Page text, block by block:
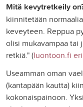
Mitä kevytretkeily
kiinnitetään
keveyteen. Reppua
olisi mukavampaa
retkiä." (luontoon.fi
Useamman oman
(kantapään kautta)
kokonaispainoon.